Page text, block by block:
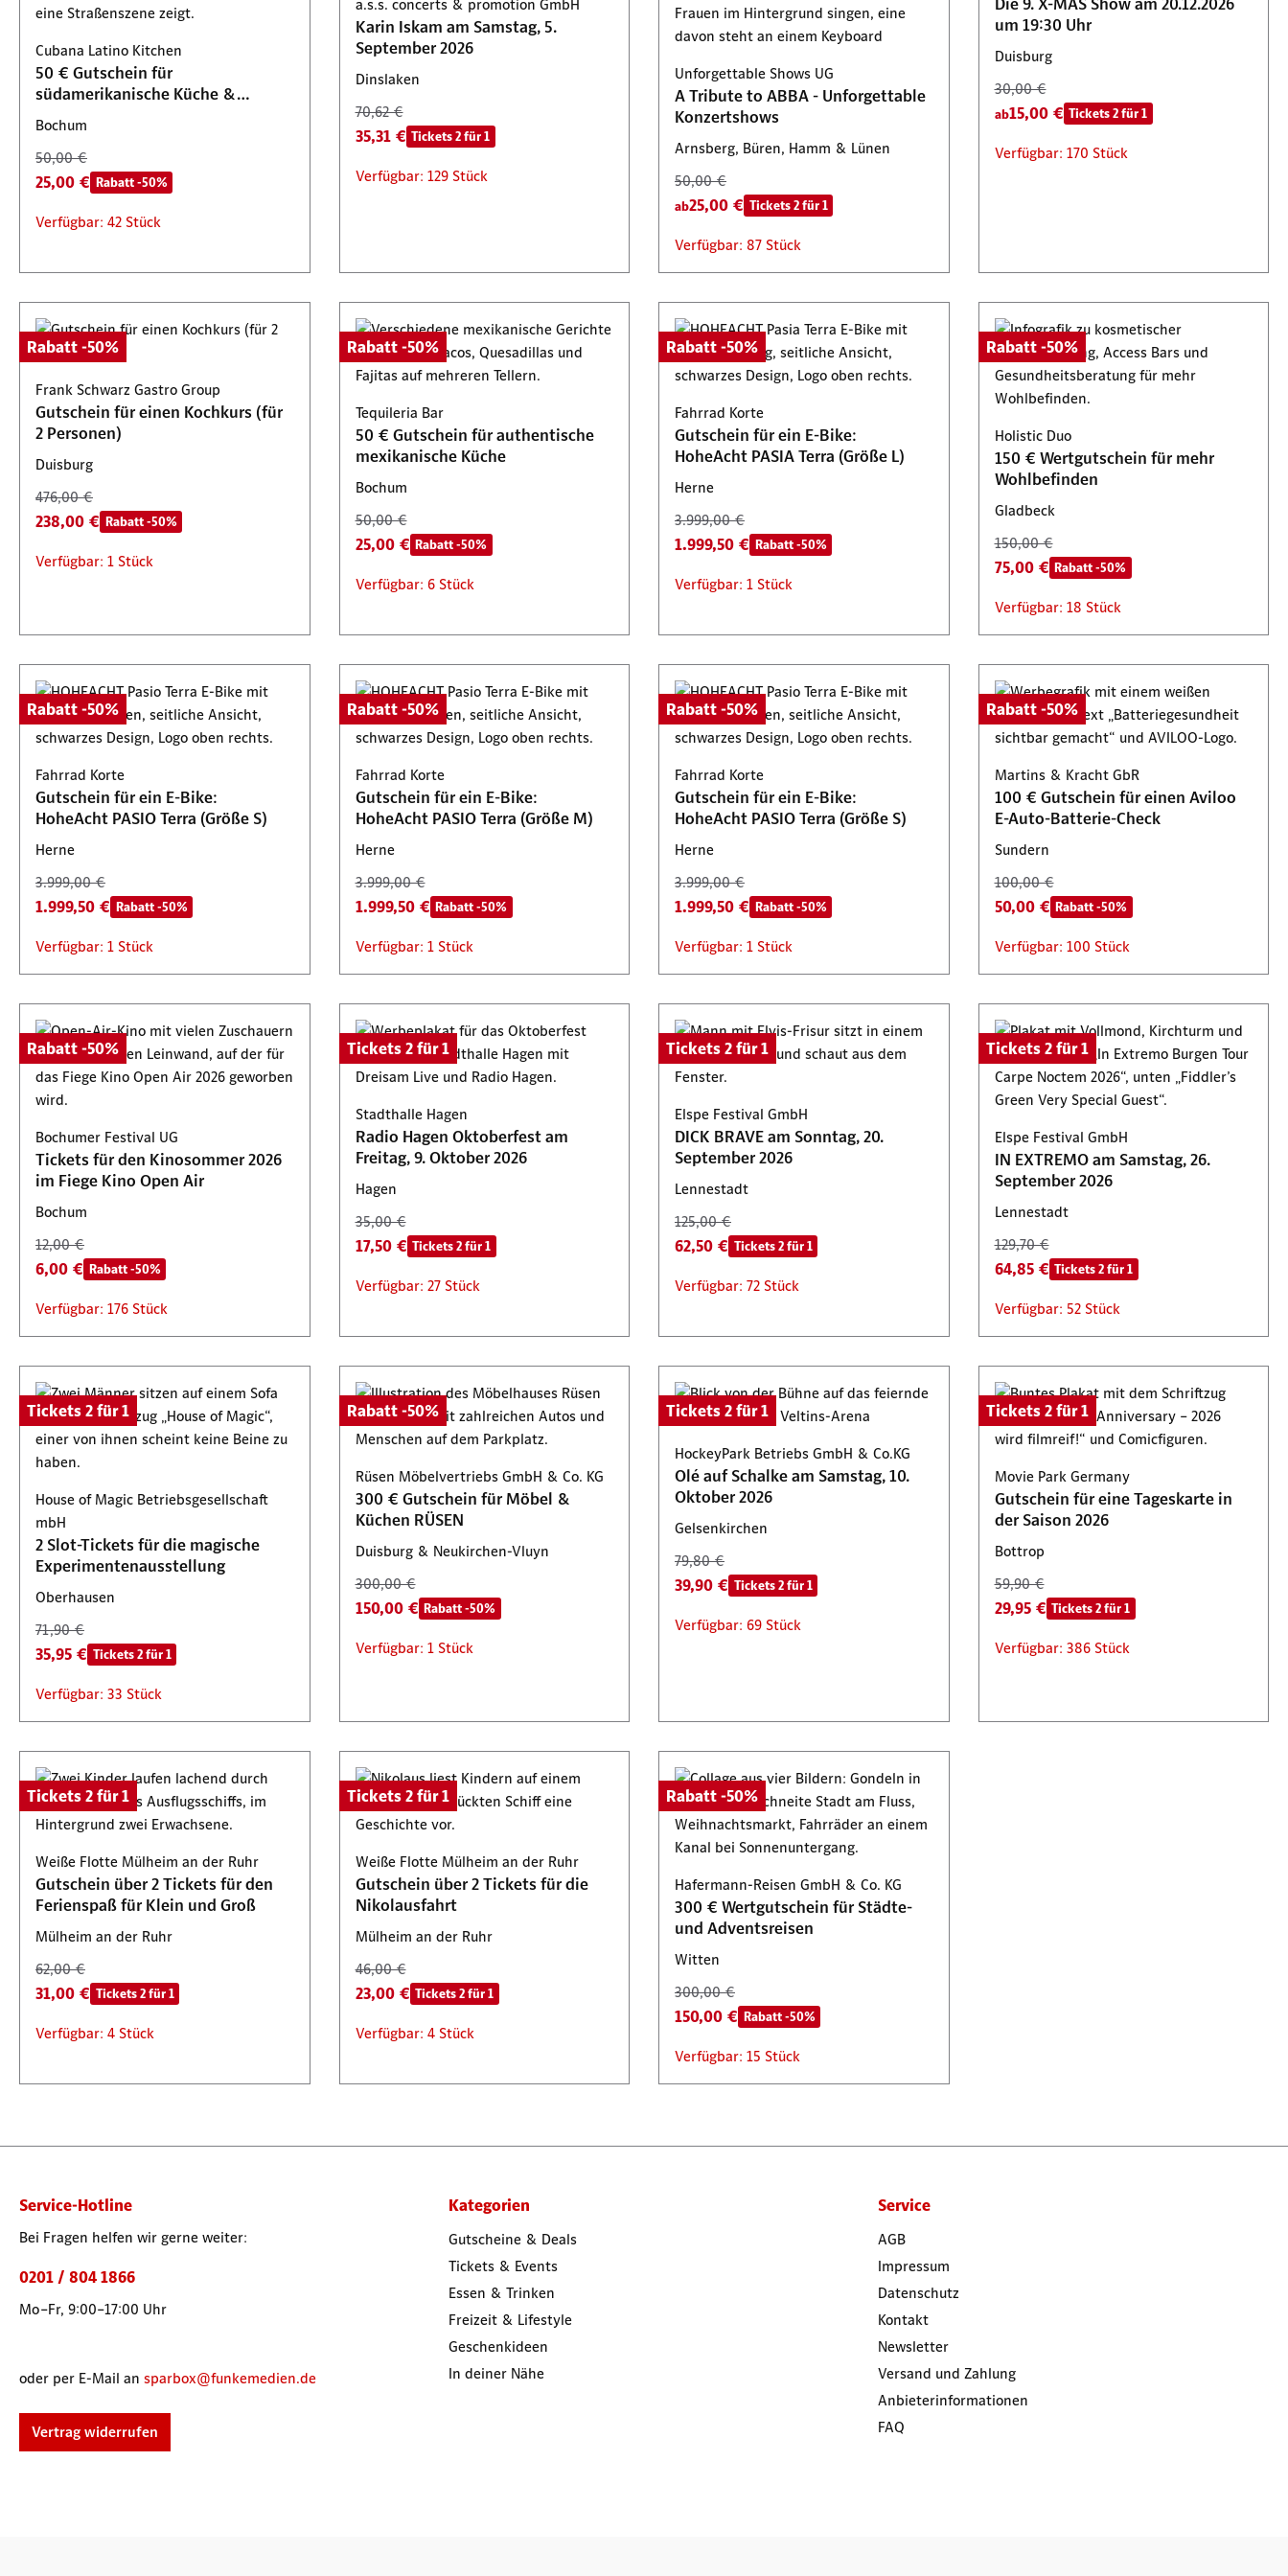
ab15,00 € Tickets 2 für 1
Verfügbar: 170 Stück
125,00 €
62,50 € Tickets 2 für 1
Verfügbar: 72 Stück
Lennestadt
129,70 €
Verfügbar: 52 Stück
Oberhausen
71,90 €
35,95 € Tickets 2 für 1
Verfügbar: 33 Stück
79,80 €
39,90 € Tickets 2 für 1
Verfügbar: 69 Stück
Cubana Latino Kitchen
50 € Gutschein für
südamerikanische Küche &
Cocktails
Bochum
50,00 €
25,00 € Rabatt -50%
Verfügbar: 42 Stück
a.s.s. concerts & promotion GmbH
Karin Iskam am Samstag, 5.
September 2026
Dinslaken
70,62 €
35,31 € Tickets 2 für 1
Verfügbar: 129 Stück
Unforgettable Shows UG
A Tribute to ABBA - Unforgettable
Konzertshows
Arnsberg, Büren, Hamm & Lünen
50,00 €
ab25,00 € Tickets 2 für 1
Verfügbar: 87 Stück
um 19:30 Uhr
Duisburg
30,00 €
ab15,00 € Tickets 2 für 1
Verfügbar: 170 Stück
Rabatt -50%
Frank Schwarz Gastro Group
Gutschein für einen Kochkurs (für
2 Personen)
Duisburg
476,00 €
238,00 € Rabatt -50%
Verfügbar: 1 Stück
Rabatt -50%
Tequileria Bar
50 € Gutschein für authentische
mexikanische Küche
Bochum
50,00 €
25,00 € Rabatt -50%
Verfügbar: 6 Stück
Rabatt -50%
Fahrrad Korte
Gutschein für ein E-Bike:
HoheAcht PASIA Terra (Größe L)
Herne
3.999,00 €
1.999,50 € Rabatt -50%
Verfügbar: 1 Stück
Rabatt -50%
Holistic Duo
150 € Wertgutschein für mehr
Wohlbefinden
Gladbeck
150,00 €
75,00 € Rabatt -50%
Verfügbar: 18 Stück
Rabatt -50%
Fahrrad Korte
Gutschein für ein E-Bike:
HoheAcht PASIO Terra (Größe S)
Herne
3.999,00 €
1.999,50 € Rabatt -50%
Verfügbar: 1 Stück
Rabatt -50%
Fahrrad Korte
Gutschein für ein E-Bike:
HoheAcht PASIO Terra (Größe M)
Herne
3.999,00 €
1.999,50 € Rabatt -50%
Verfügbar: 1 Stück
Rabatt -50%
Fahrrad Korte
Gutschein für ein E-Bike:
HoheAcht PASIO Terra (Größe S)
Herne
3.999,00 €
1.999,50 € Rabatt -50%
Verfügbar: 1 Stück
Rabatt -50%
Martins & Kracht GbR
100 € Gutschein für einen Aviloo
E-Auto-Batterie-Check
Sundern
100,00 €
50,00 € Rabatt -50%
Verfügbar: 100 Stück
Rabatt -50%
Bochumer Festival UG
Tickets für den Kinosommer 2026
im Fiege Kino Open Air
Bochum
12,00 €
6,00 € Rabatt -50%
Verfügbar: 176 Stück
Tickets 2 für 1
Stadthalle Hagen
Radio Hagen Oktoberfest am
Freitag, 9. Oktober 2026
Hagen
35,00 €
17,50 € Tickets 2 für 1
Verfügbar: 27 Stück
Tickets 2 für 1
Elspe Festival GmbH
DICK BRAVE am Sonntag, 20.
September 2026
Lennestadt
125,00 €
62,50 € Tickets 2 für 1
Verfügbar: 72 Stück
Tickets 2 für 1
Elspe Festival GmbH
IN EXTREMO am Samstag, 26.
September 2026
Lennestadt
129,70 €
64,85 € Tickets 2 für 1
Verfügbar: 52 Stück
Tickets 2 für 1
House of Magic Betriebsgesellschaft
mbH
2 Slot-Tickets für die magische
Experimentenausstellung
Oberhausen
71,90 €
35,95 € Tickets 2 für 1
Verfügbar: 33 Stück
Rabatt -50%
Rüsen Möbelvertriebs GmbH & Co. KG
300 € Gutschein für Möbel &
Küchen RÜSEN
Duisburg & Neukirchen-Vluyn
300,00 €
150,00 € Rabatt -50%
Verfügbar: 1 Stück
Tickets 2 für 1
HockeyPark Betriebs GmbH & Co.KG
Olé auf Schalke am Samstag, 10.
Oktober 2026
Gelsenkirchen
79,80 €
39,90 € Tickets 2 für 1
Verfügbar: 69 Stück
Tickets 2 für 1
Movie Park Germany
Gutschein für eine Tageskarte in
der Saison 2026
Bottrop
59,90 €
29,95 € Tickets 2 für 1
Verfügbar: 386 Stück
Tickets 2 für 1
Weiße Flotte Mülheim an der Ruhr
Gutschein über 2 Tickets für den
Ferienspaß für Klein und Groß
Mülheim an der Ruhr
62,00 €
31,00 € Tickets 2 für 1
Verfügbar: 4 Stück
Tickets 2 für 1
Weiße Flotte Mülheim an der Ruhr
Gutschein über 2 Tickets für die
Nikolausfahrt
Mülheim an der Ruhr
46,00 €
23,00 € Tickets 2 für 1
Verfügbar: 4 Stück
Rabatt -50%
Hafermann-Reisen GmbH & Co. KG
300 € Wertgutschein für Städte-
und Adventsreisen
Witten
300,00 €
150,00 € Rabatt -50%
Verfügbar: 15 Stück
Service-Hotline
Bei Fragen helfen wir gerne weiter:
0201 / 804 1866
Mo–Fr, 9:00–17:00 Uhr
oder per E-Mail an sparbox@funkemedien.de
Vertrag widerrufen
Kategorien
Gutscheine & Deals
Tickets & Events
Essen & Trinken
Freizeit & Lifestyle
Geschenkideen
In deiner Nähe
Service
AGB
Impressum
Datenschutz
Kontakt
Newsletter
Versand und Zahlung
Anbieterinformationen
FAQ